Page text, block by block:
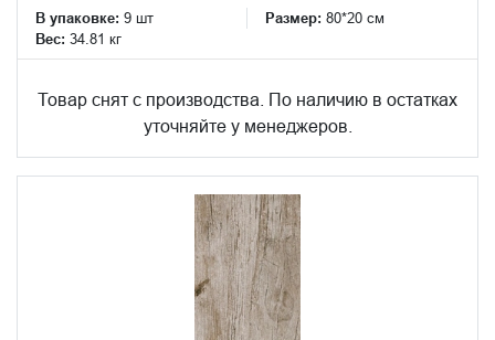
В упаковке: 9 шт Размер: 80*20 см
Вес: 34.81 кг
Товар снят с производства. По наличию в остатках
уточняйте у менеджеров.